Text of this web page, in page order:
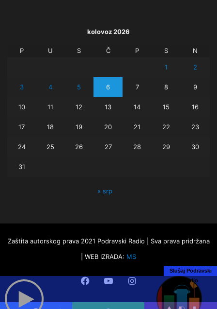
kolovoz 2026
P U S Č P S N
1 2
3 4 5 6 7 8 9
10 11 12 13 14 15 16
17 18 19 20 21 22 23
24 25 26 27 28 29 30
31
« srp
Zaštita autorskog prava 2021 Podravski Radio | Sva prava pridržana
| WEB IZRADA: MS
Facebook
YouTubeInstagram
Slušaj Podravski
Radio